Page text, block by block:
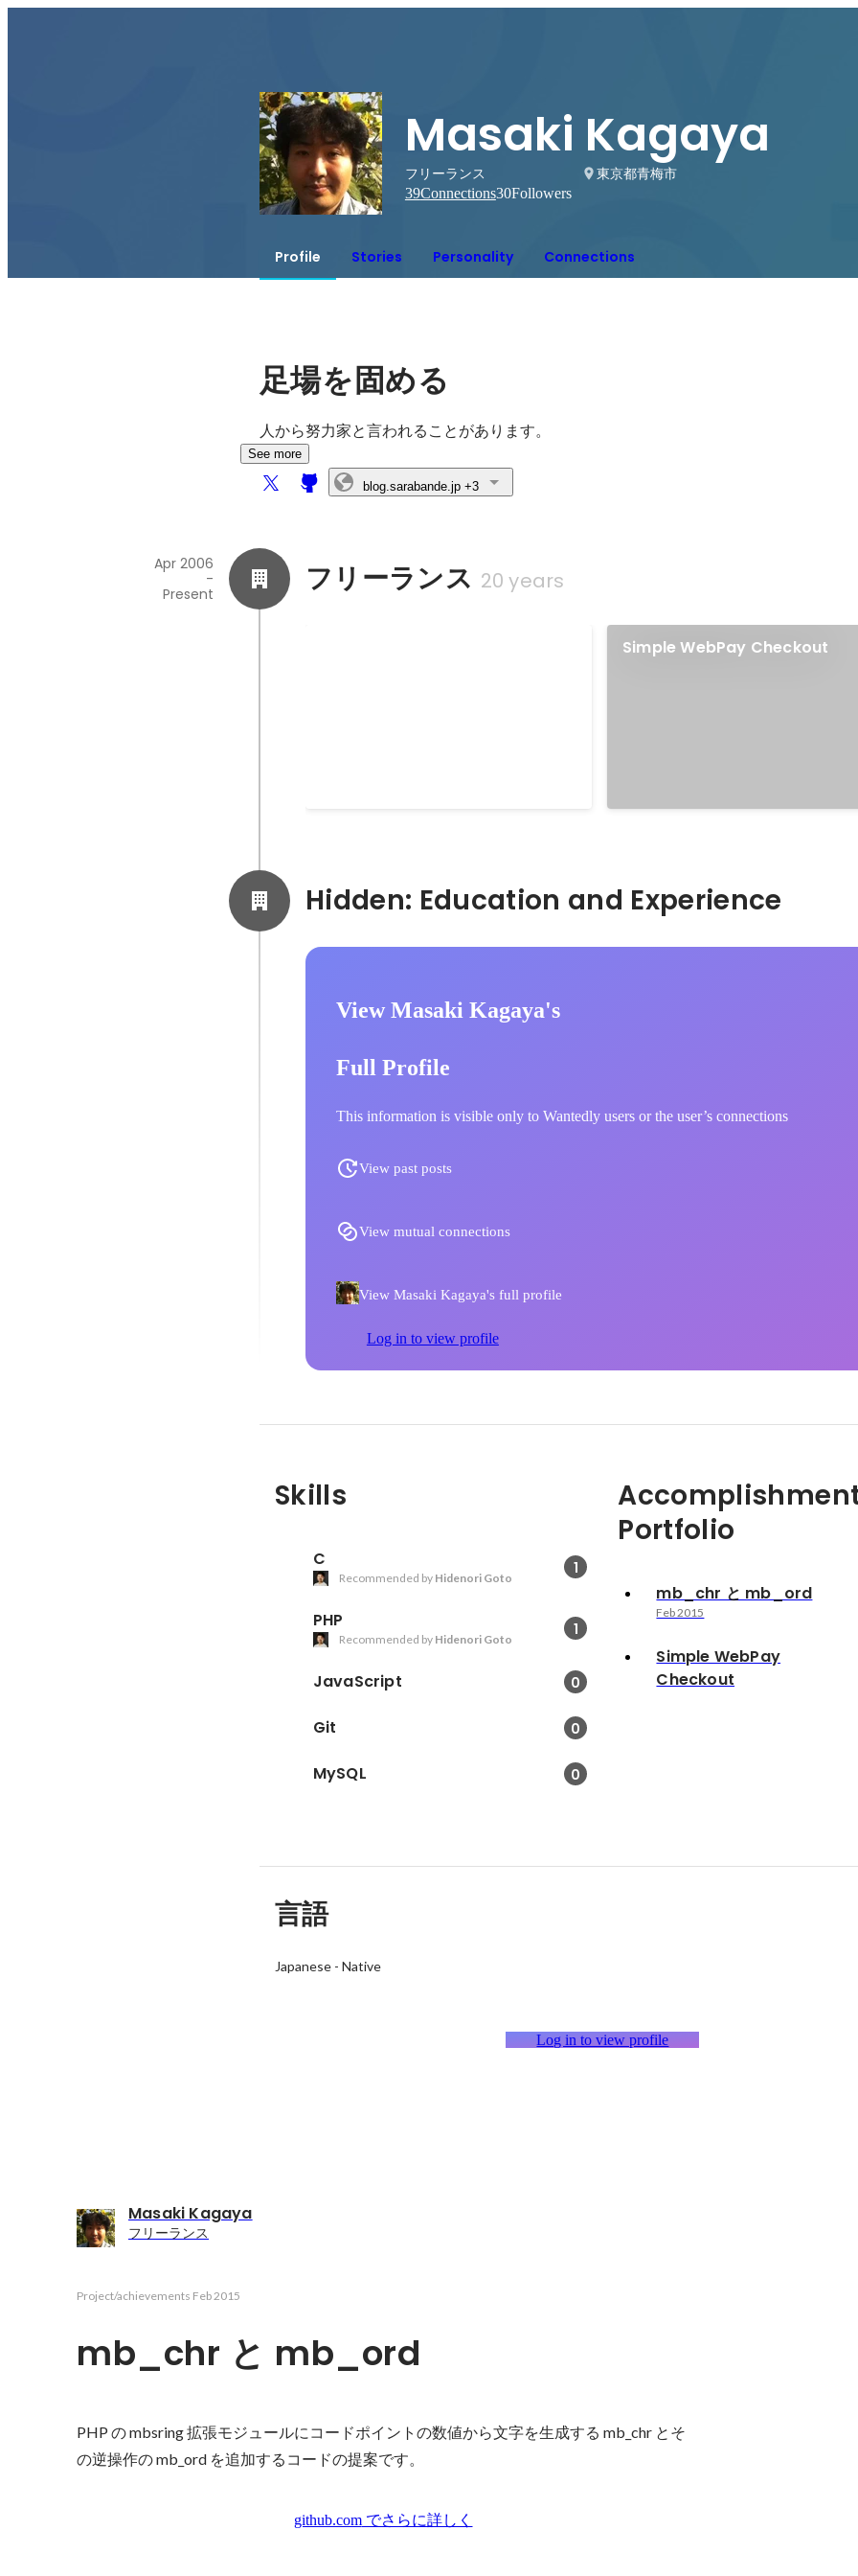
Masaki Kagaya
フリーランス
東京都青梅市
39Connections30Followers
Profile Stories Personality Connections
足場を固める
人から努力家と言われることがあります。
See more
blog.sarabande.jp+3
フリーランス 20 years
Apr 2006
-
Present
Simple WebPay Checkout
View Masaki Kagaya's
Full Profile
This information is visible only to Wantedly users or the user’s connections
View past posts
View mutual connections
View Masaki Kagaya's full profile
Log in to view profile
Skills
C 1
Recommended by Hidenori Goto
PHP 1
Recommended by Hidenori Goto
JavaScript 0
Git 0
MySQL 0
Portfolio
mb_chr と mb_ord
Feb 2015
Simple WebPay
Checkout
言語
Japanese- Native
Log in to view profile
Masaki Kagaya
フリーランス
Project/achievements Feb 2015
mb_chr と mb_ord
PHP の mbsring 拡張モジュールにコードポイントの数値から文字を生成する mb_chr とそ
の逆操作の mb_ord を追加するコードの提案です。
github.comでさらに詳しく